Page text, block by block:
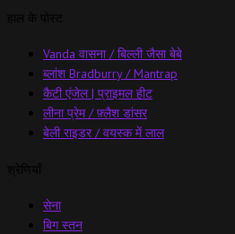
Vanda वासना / बिल्ली जैसा बेबे
ब्लांश Bradburry / Mantrap
कैटी एंजेल | प्राइमल हीट
लीना प्रेम / फ़्लैश डांसर
बेली राइडर / वयस्क में लाल
सेना
बिग स्तन